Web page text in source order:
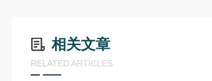
相关文章
RELATED ARTICLES